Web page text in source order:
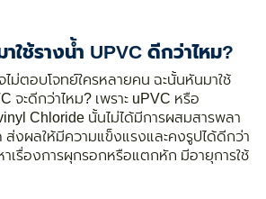
ช้รางน้ำ UPVC ดีกว่าไหม?
ไม่ตอบโจทย์ใครหลายคน ฉะนั้นหันมาใช้
จะดีกว่าไหม? เพราะ uPVC หรือ
Chloride นั้นไม่ได้มีการผสมสารพลา
ส่งผลให้มีความแข็งแรงและคงรูปได้ดีกว่า
เรื่องการผุกรอกหรือแตกหัก มีอายุการใช้